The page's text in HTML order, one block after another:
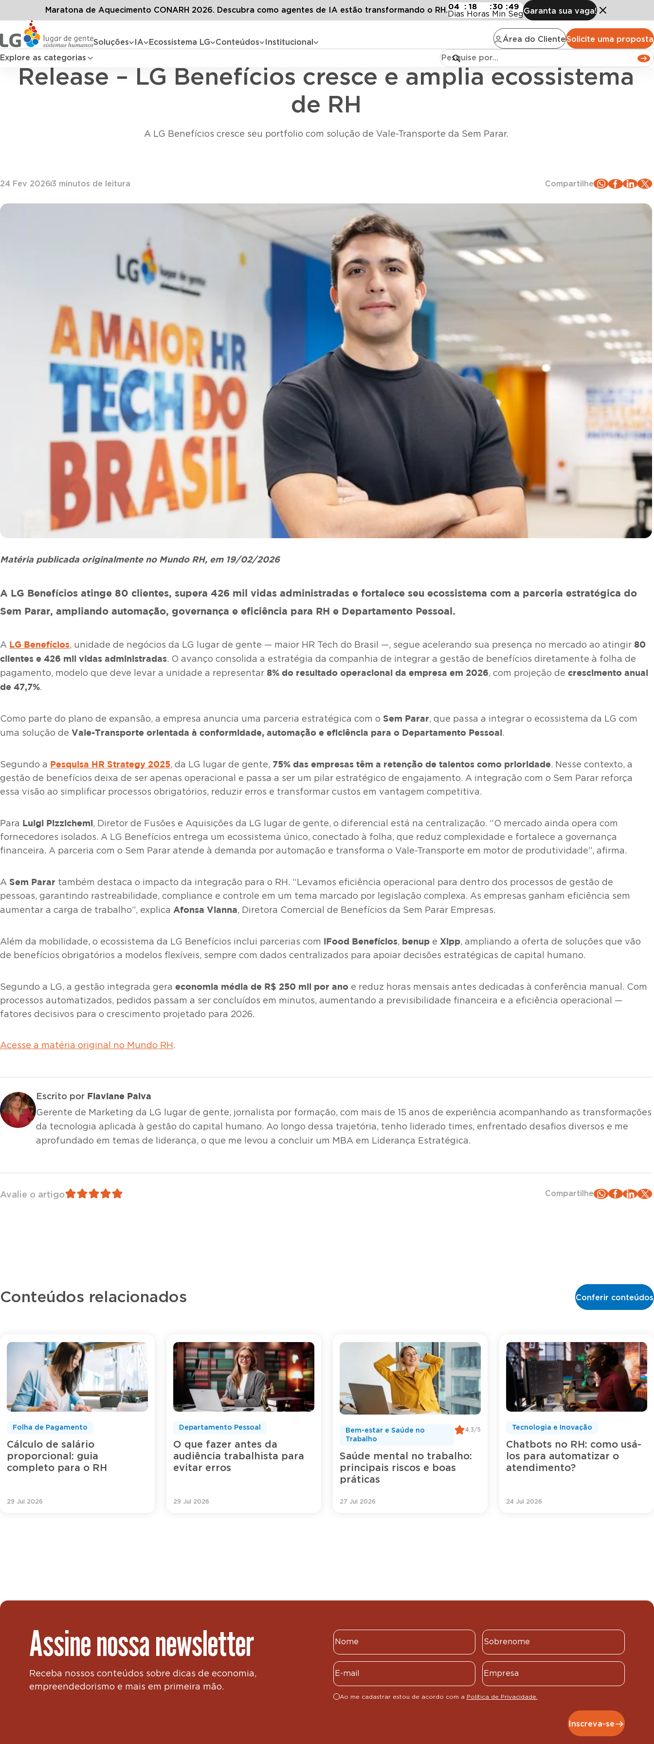
Soluções IA Ecossistema LG Conteúdos Institucional Área do ClienteSolicite uma proposta
Explore as categorias
Maratona de Aquecimento CONARH 2026. Descubra como agentes de IA estão transformando o RH.04
Dias
: 18
Horas
:30
Min
:47
SegGaranta sua vaga!
Release – LG Benefícios cresce e amplia ecossistema de RH
Release – LG Benefícios cresce e amplia ecossistema
de RH
A LG Benefícios cresce seu portfolio com solução de Vale-Transporte da Sem Parar.
24 Fev 2026 3 minutos de leitura Compartilhe
Matéria publicada originalmente no Mundo RH, em 19/02/2026
A LG Benefícios atinge 80 clientes, supera 426 mil vidas administradas e fortalece seu ecossistema com a parceria estratégica do
Sem Parar, ampliando automação, governança e eficiência para RH e Departamento Pessoal.
A LG Benefícios, unidade de negócios da LG lugar de gente — maior HR Tech do Brasil —, segue acelerando sua presença no mercado ao atingir 80
clientes e 426 mil vidas administradas. O avanço consolida a estratégia da companhia de integrar a gestão de benefícios diretamente à folha de
pagamento, modelo que deve levar a unidade a representar 8% do resultado operacional da empresa em 2026, com projeção de crescimento anual
de 47,7%.
Como parte do plano de expansão, a empresa anuncia uma parceria estratégica com o Sem Parar, que passa a integrar o ecossistema da LG com
uma solução de Vale-Transporte orientada à conformidade, automação e eficiência para o Departamento Pessoal.
Segundo a Pesquisa HR Strategy 2025, da LG lugar de gente, 75% das empresas têm a retenção de talentos como prioridade. Nesse contexto, a
gestão de benefícios deixa de ser apenas operacional e passa a ser um pilar estratégico de engajamento. A integração com o Sem Parar reforça
essa visão ao simplificar processos obrigatórios, reduzir erros e transformar custos em vantagem competitiva.
Para Luigi Pizzichemi, Diretor de Fusões e Aquisições da LG lugar de gente, o diferencial está na centralização. “O mercado ainda opera com
fornecedores isolados. A LG Benefícios entrega um ecossistema único, conectado à folha, que reduz complexidade e fortalece a governança
financeira. A parceria com o Sem Parar atende à demanda por automação e transforma o Vale-Transporte em motor de produtividade”, afirma.
A Sem Parar também destaca o impacto da integração para o RH. “Levamos eficiência operacional para dentro dos processos de gestão de
pessoas, garantindo rastreabilidade, compliance e controle em um tema marcado por legislação complexa. As empresas ganham eficiência sem
aumentar a carga de trabalho”, explica Afonsa Vianna, Diretora Comercial de Benefícios da Sem Parar Empresas.
Além da mobilidade, o ecossistema da LG Benefícios inclui parcerias com iFood Benefícios, benup e Xipp, ampliando a oferta de soluções que vão
de benefícios obrigatórios a modelos flexíveis, sempre com dados centralizados para apoiar decisões estratégicas de capital humano.
Segundo a LG, a gestão integrada gera economia média de R$ 250 mil por ano e reduz horas mensais antes dedicadas à conferência manual. Com
processos automatizados, pedidos passam a ser concluídos em minutos, aumentando a previsibilidade financeira e a eficiência operacional —
fatores decisivos para o crescimento projetado para 2026.
Acesse a matéria original no Mundo RH .
Escrito por Flaviane Paiva
Gerente de Marketing da LG lugar de gente, jornalista por formação, com mais de 15 anos de experiência acompanhando as transformações
da tecnologia aplicada à gestão do capital humano. Ao longo dessa trajetória, tenho liderado times, enfrentado desafios diversos e me
aprofundado em temas de liderança, o que me levou a concluir um MBA em Liderança Estratégica.
Avalie o artigo Compartilhe
Conteúdos relacionados Conferir conteúdos
Cálculo de salário
proporcional: guia
completo para o RH
Folha de Pagamento
29 Jul 2026
O que fazer antes da
audiência trabalhista para
evitar erros
Departamento Pessoal
29 Jul 2026
Saúde mental no trabalho:
principais riscos e boas
práticas
Bem-estar e Saúde no
Trabalho
4,3/5
27 Jul 2026
Chatbots no RH: como usá-
los para automatizar o
atendimento?
Tecnologia e Inovação
24 Jul 2026
Assine nossa newsletter
Receba nossos conteúdos sobre dicas de economia,
empreendedorismo e mais em primeira mão.
Ao me cadastrar estou de acordo com a Política de Privacidade.
Inscreva-se